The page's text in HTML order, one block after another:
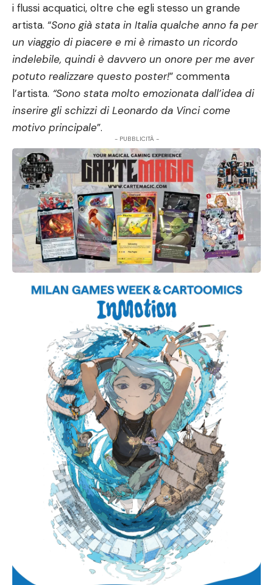
i flussi acquatici, oltre che egli stesso un grande
artista. “Sono già stata in Italia qualche anno fa per
un viaggio di piacere e mi è rimasto un ricordo
indelebile, quindi è davvero un onore per me aver
potuto realizzare questo poster!” commenta
l’artista. “Sono stata molto emozionata dall’idea di
inserire gli schizzi di Leonardo da Vinci come
motivo principale”.
- PUBBLICITÀ -